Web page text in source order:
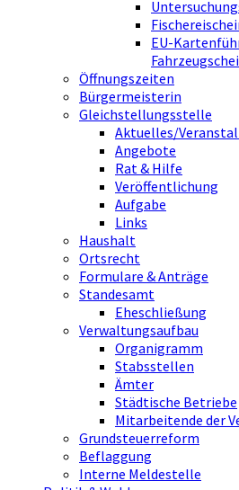
EU-
Öffnungszeiten
Bürgermeisterin
Gleichstellungsstelle
Aktuelles/
Angebote
Rat & Hilfe
Veröffentlichung
Aufgabe
Links
Haushalt
Ortsrecht
Formulare & Anträge
Standesamt
Eheschließung
Verwaltungsaufbau
Organigramm
Stabsstellen
Ämter
Städtische Betriebe
Mitarbeitende der
Grundsteuerreform
Beflaggung
Interne Meldestelle